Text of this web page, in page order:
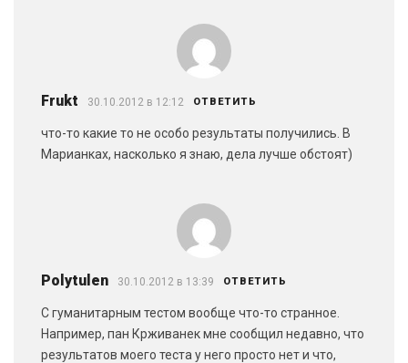
Frukt 30.10.2012 в 12:12 ОТВЕТИТЬ
что-то какие то не особо результаты получились. В
Марианках, насколько я знаю, дела лучше обстоят)
Polytulen 30.10.2012 в 13:39 ОТВЕТИТЬ
С гуманитарным тестом вообще что-то странное.
Например, пан Крживанек мне сообщил недавно, что
результатов моего теста у него просто нет и что,